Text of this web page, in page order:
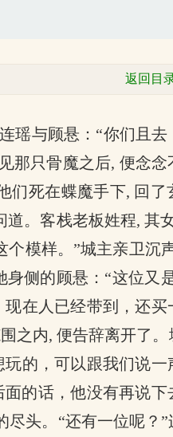
返回目
瑶与顾悬：“你们且
那只骨魔之后, 便念
们死在蝶魔手下, 回了
。客栈老板姓程, 其
模样。”城主亲卫沉
侧的顾悬：“这位又
在人已经带到，还
之内, 便告辞离开了。
的，可以跟我们说
的话，他没有再说下
头。“还有一位呢？